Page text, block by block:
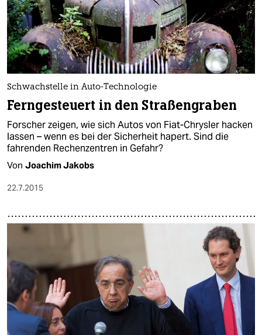
Schwachstelle in Auto-Technologie
Ferngesteuert in den Straßengraben
Forscher zeigen, wie sich Autos von Fiat-Chrysler hacken
lassen – wenn es bei der Sicherheit hapert. Sind die
fahrenden Rechenzentren in Gefahr?
Von Joachim Jakobs
22.7.2015